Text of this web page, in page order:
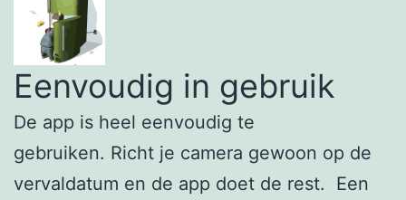
Eenvoudig in gebruik
De app is heel eenvoudig te
gebruiken. Richt je camera gewoon op de
vervaldatum en de app doet de rest. Een